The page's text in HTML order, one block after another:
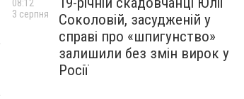
Соколовій, засудженій у
справі про «шпигунство»
залишили без змін вирок у
Росії
08:12
3 серпня